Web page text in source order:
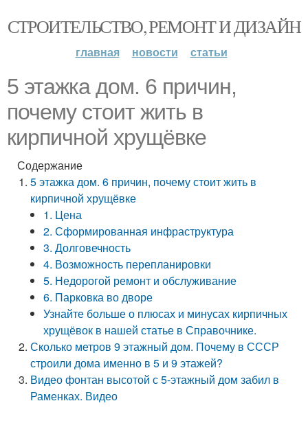
СТРОИТЕЛЬСТВО, РЕМОНТ И ДИЗАЙН
главная новости статьи
5 этажка дом. 6 причин,
почему стоит жить в
кирпичной хрущёвке
Содержание
5 этажка дом. 6 причин, почему стоит жить в
кирпичной хрущёвке
1. Цена
2. Сформированная инфраструктура
3. Долговечность
4. Возможность перепланировки
5. Недорогой ремонт и обслуживание
6. Парковка во дворе
Узнайте больше о плюсах и минусах кирпичных
хрущёвок в нашей статье в Справочнике.
Сколько метров 9 этажный дом. Почему в СССР
строили дома именно в 5 и 9 этажей?
Видео фонтан высотой с 5-этажный дом забил в
Раменках. Видео